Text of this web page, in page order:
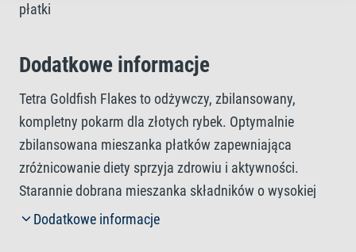
płatki
Dodatkowe informacje
Tetra Goldfish Flakes to odżywczy, zbilansowany,
kompletny pokarm dla złotych rybek. Optymalnie
zbilansowana mieszanka płatków zapewniająca
zróżnicowanie diety sprzyja zdrowiu i aktywności.
Starannie dobrana mieszanka składników o wysokiej
wartości odżywczej z witaminami, minerałami i
Dodatkowe informacje